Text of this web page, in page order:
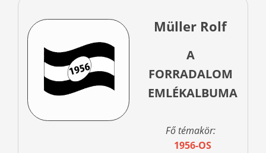
Müller Rolf
A
FORRADALOM
EMLÉKALBUMA
Fő témakör:
1956-OS